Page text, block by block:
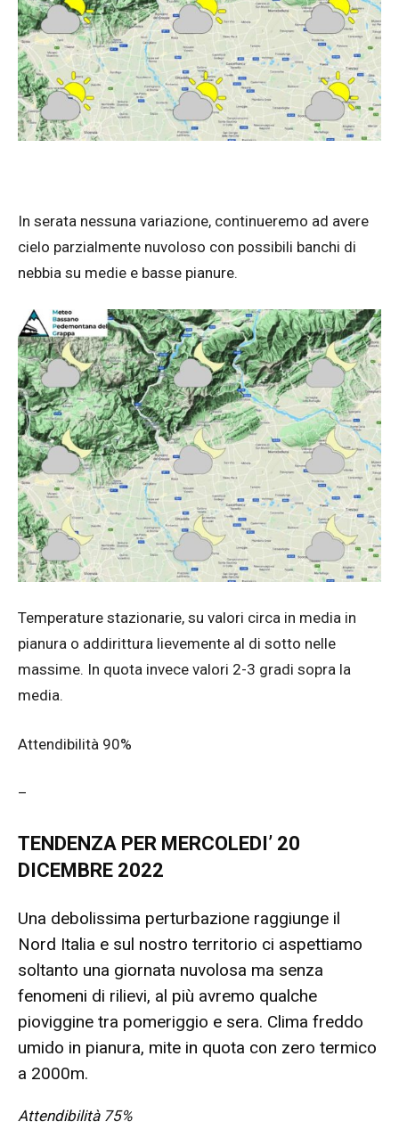
In serata nessuna variazione, continueremo ad avere
cielo parzialmente nuvoloso con possibili banchi di
nebbia su medie e basse pianure.
Temperature stazionarie, su valori circa in media in
pianura o addirittura lievemente al di sotto nelle
massime. In quota invece valori 2-3 gradi sopra la
media.
Attendibilità 90%
–
TENDENZA PER MERCOLEDI’ 20
DICEMBRE 2022
Una debolissima perturbazione raggiunge il
Nord Italia e sul nostro territorio ci aspettiamo
soltanto una giornata nuvolosa ma senza
fenomeni di rilievi, al più avremo qualche
pioviggine tra pomeriggio e sera. Clima freddo
umido in pianura, mite in quota con zero termico
a 2000m.
Attendibilità 75%